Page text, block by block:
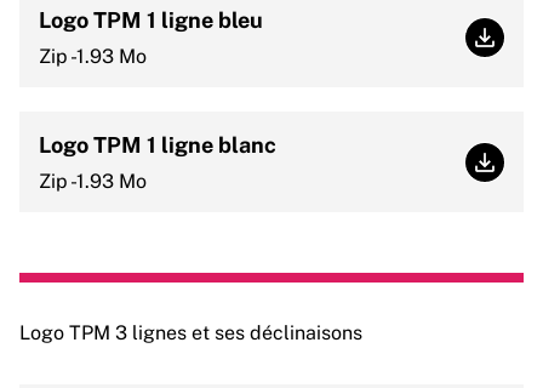
Logo TPM 1 ligne bleu
Zip -1.93 Mo Logo
Logo TPM 1 ligne blanc
Zip -1.93 Mo Logo
Logo TPM 3 lignes et ses déclinaisons